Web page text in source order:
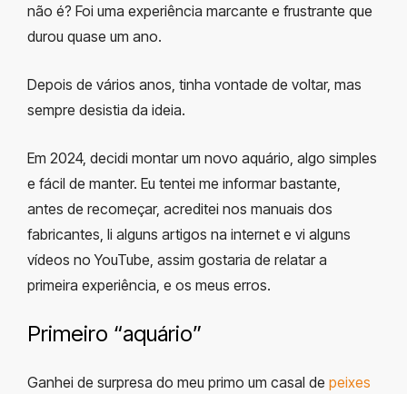
não é? Foi uma experiência marcante e frustrante que
durou quase um ano.
Depois de vários anos, tinha vontade de voltar, mas
sempre desistia da ideia.
Em 2024, decidi montar um novo aquário, algo simples
e fácil de manter. Eu tentei me informar bastante,
antes de recomeçar, acreditei nos manuais dos
fabricantes, li alguns artigos na internet e vi alguns
vídeos no YouTube, assim gostaria de relatar a
primeira experiência, e os meus erros.
Primeiro “aquário”
Ganhei de surpresa do meu primo um casal de peixes